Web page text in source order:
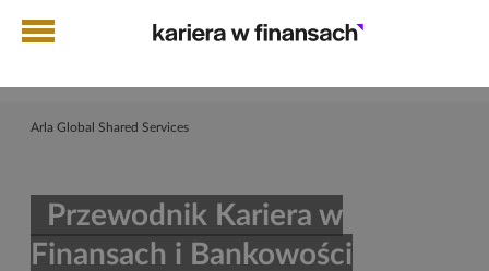
Arla Global Shared Services
Przewodnik Kariera w
Finansach i Bankowości